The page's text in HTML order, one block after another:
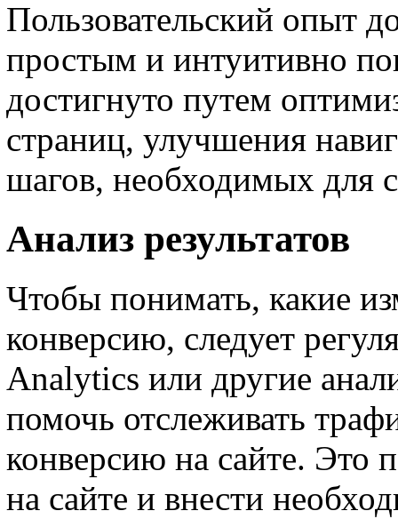
Пользовательский опыт
простым и интуитивно
достигнуто путем
страниц, улучшения
шагов, необходимых для
Анализ результатов
Чтобы понимать, какие
конверсию, следует
Analytics или другие
помочь отслеживать
конверсию на сайте. Это
на сайте и внести